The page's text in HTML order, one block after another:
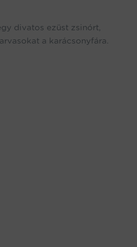
divatos ezüst zsinórt,
a karácsonyfára.